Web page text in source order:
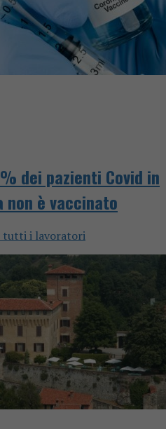
dei pazienti Covid in
è vaccinato
tutti i lavoratori